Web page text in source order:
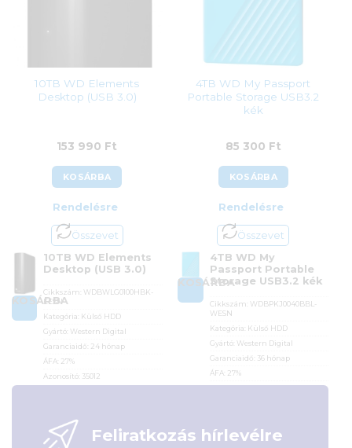
10TB WD Elements
Desktop (USB 3.0)
153 990 Ft
KOSÁRBA
Rendelésre
Összevet
KOSÁRBA
10TB WD Elements
Desktop (USB 3.0)
Cikkszám: WDBWLG0100HBK-
EESN
Kategória:
Külső HDD
Gyártó: Western Digital
Garanciaidő: 24 hónap
ÁFA: 27%
Azonosító: 35012
4TB WD My Passport
Portable Storage USB3.2
kék
85 300 Ft
KOSÁRBA
Rendelésre
Összevet
KOSÁRBA
4TB WD My
Passport Portable
Storage USB3.2 kék
Cikkszám: WDBPKJ0040BBL-
WESN
Kategória:
Külső HDD
Gyártó: Western Digital
Garanciaidő: 36 hónap
ÁFA: 27%
Feliratkozás hírlevélre